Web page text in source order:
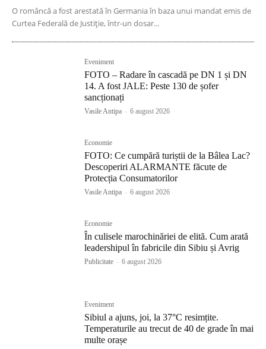
O româncă a fost arestată în Germania în baza unui mandat emis de
Curtea Federală de Justiție, într-un dosar...
Eveniment
FOTO – Radare în cascadă pe DN 1 și DN
14. A fost JALE: Peste 130 de șofer
sancționați
Vasile Antipa - 6 august 2026
Economie
FOTO: Ce cumpără turiștii de la Bâlea Lac?
Descoperiri ALARMANTE făcute de
Protecția Consumatorilor
Vasile Antipa - 6 august 2026
Economie
În culisele marochinăriei de elită. Cum arată
leadershipul în fabricile din Sibiu și Avrig
Publicitate - 6 august 2026
Eveniment
Sibiul a ajuns, joi, la 37°C resimțite.
Temperaturile au trecut de 40 de grade în mai
multe orașe